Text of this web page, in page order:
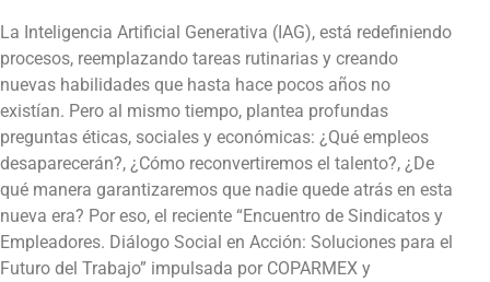
La Inteligencia Artificial Generativa (IAG), está redefiniendo
procesos, reemplazando tareas rutinarias y creando
nuevas habilidades que hasta hace pocos años no
existían. Pero al mismo tiempo, plantea profundas
preguntas éticas, sociales y económicas: ¿Qué empleos
desaparecerán?, ¿Cómo reconvertiremos el talento?, ¿De
qué manera garantizaremos que nadie quede atrás en esta
nueva era? Por eso, el reciente “Encuentro de Sindicatos y
Empleadores. Diálogo Social en Acción: Soluciones para el
Futuro del Trabajo” impulsada por COPARMEX y